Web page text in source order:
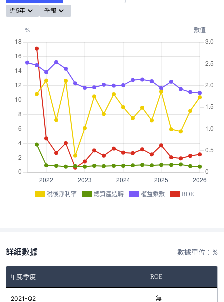
近5年
季報
稅後淨利率 總資產週轉 權益乘數 ROE
詳細數據 數據單位：%
年度/季度 ROE
2021-Q2 無